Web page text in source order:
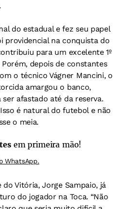
do estadual e fez seu papel
providencial na conquista do
para um excelente 1º
depois de constantes
o técnico Vágner Mancini, o
amargou o banco,
ser afastado até da reserva.
é natural do futebol e não
o meia.
em primeira mão!
WhatsApp.
Vitória, Jorge Sampaio, já
do jogador na Toca. “Não